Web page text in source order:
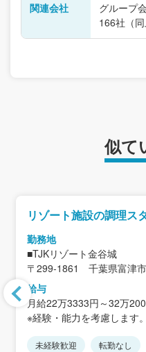
関連会社
グループ
166社（同
似て
リゾート施設の調理
勤務地
■TJKリゾート金谷城
〒299-1861 千葉県富津
城
＜アクセス＞
JR内房線「浜金谷」駅より
※マイカー通勤可（駐車場
※転勤なし
給与
月給22万3333円～32万
※経験・能力を考慮します。
未経験歓迎 転勤なし